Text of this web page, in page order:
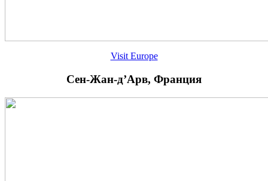
Visit Europe
Сен-Жан-д’Арв, Франция